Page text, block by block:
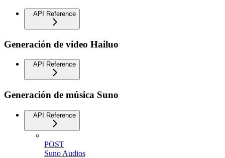
API Reference
Generación de video Hailuo
API Reference
Generación de música Suno
API Reference
POST
Suno Audios